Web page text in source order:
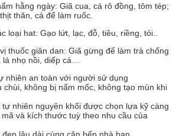
hằng ngày: Giã cua, cá rô đồng, tôm tép;
thăn, cá để làm ruốc.
loại hat: Gạo lứt, lạc, đỗ, tiêu, riềng, tỏi..
thuốc giân dan: Giã gừng để làm trà chống
nhọ nồi, diếp cá…
nhiên an toàn với người sử dụng
chùi, không bị nấm mốc, không tạo mùn khi
nhiên nguyên khối được chọn lựa kỹ càng
mã và kích thước tuỳ theo nhu cầu của